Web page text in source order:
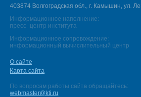
403874 Волгоградская обл., г. Камышин, ул.
Информационное наполнение:
пресс–центр института
Информационное сопровождение:
информационный вычислительный центр
О сайте
Карта сайта
По вопросам работы сайта обращайтесь:
webmaster@kti.ru